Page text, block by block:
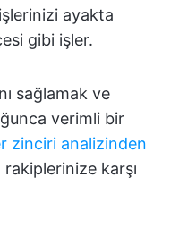
ayakta
gibi işler.
sağlamak ve
verimli bir
zinciri analizinden
rakiplerinize karşı